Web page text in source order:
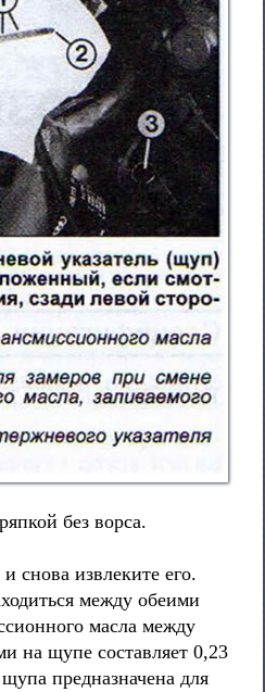
без ворса.
снова извлеките его.
между обеими
масла между
на щупе составляет 0,23
предназначена для